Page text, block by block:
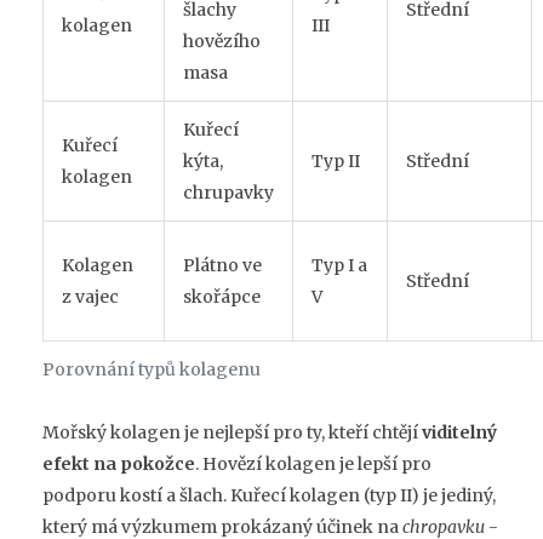
Porovnání typů kolagenu
kolagen
šlachy
hovězího
masa
III
Střední
Kuřecí
kolagen
Kuřecí
kýta,
chrupavky
Typ II Střední
Kolagen
z vajec
Plátno ve
skořápce
Typ I a
V
Střední
Mořský kolagen je nejlepší pro ty, kteří chtějíviditelný
efekt na pokožce. Hovězí kolagen je lepší pro
podporu kostí a šlach. Kuřecí kolagen (typ II) je jediný,
který má výzkumem prokázaný účinek nachropavku -